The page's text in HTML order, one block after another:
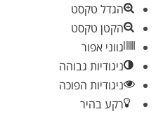
הגדל טקסט
הקטן טקסט
גווני אפור
ניגודיות גבוהה
ניגודיות הפוכה
רקע בהיר